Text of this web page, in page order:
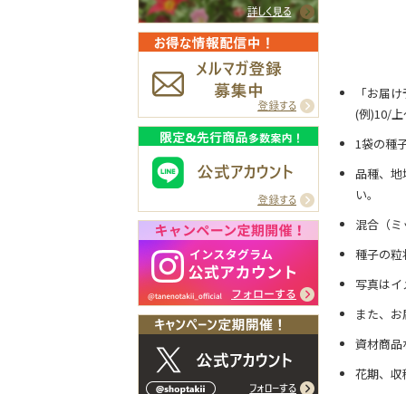
「お届
(例)10/
1袋の種
品種、
い。
混合（
種子の粒
写真は
また、
資材商品
花期、